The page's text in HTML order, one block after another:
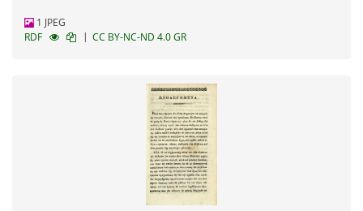
1 JPEG
RDF
| CC BY-NC-ND 4.0 GR